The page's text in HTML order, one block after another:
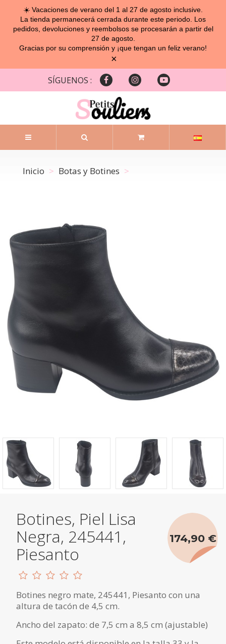
☀️ Vacaciones de verano del 1 al 27 de agosto inclusive.
La tienda permanecerá cerrada durante este periodo. Los
pedidos, devoluciones y reembolsos se procesarán a partir del
27 de agosto.
Gracias por su comprensión y ¡que tengan un feliz verano!
×
SÍGUENOS :
Inicio Botas y Botines
Botines, Piel Lisa
Negra, 245441,
Piesanto
Botines negro mate, 245441, Piesanto con una
altura de tacón de 4,5 cm.
Ancho del zapato: de 7,5 cm a 8,5 cm (ajustable)
174,90 €